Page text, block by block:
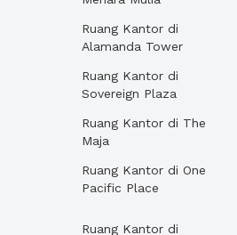
Ruang Kantor di
Alamanda Tower
Ruang Kantor di
Sovereign Plaza
Ruang Kantor di The
Maja
Ruang Kantor di One
Pacific Place
Ruang Kantor di